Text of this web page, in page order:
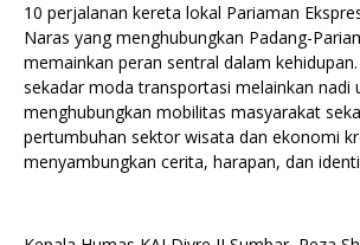
10 perjalanan kereta lokal Pariaman
Naras yang menghubungkan Padang-
memainkan peran sentral dalam kehidupan.
sekadar moda transportasi melainkan nadi
menghubungkan mobilitas masyarakat
pertumbuhan sektor wisata dan ekonomi
menyambungkan cerita, harapan, dan